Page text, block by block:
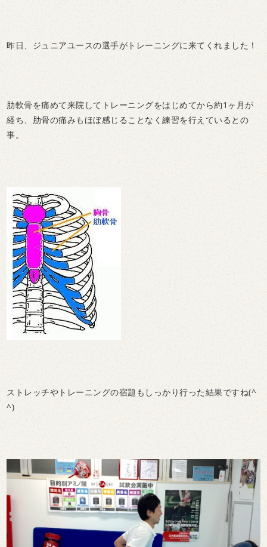
昨日、ジュニアユースの選手がトレーニングに来てくれました！
肋軟骨を痛めて来院してトレーニングをはじめてから約1ヶ月が
経ち、肋骨の痛みもほぼ感じることなく練習を行えているとの
事。
ストレッチやトレーニングの宿題もしっかり行った結果ですね(^
^)